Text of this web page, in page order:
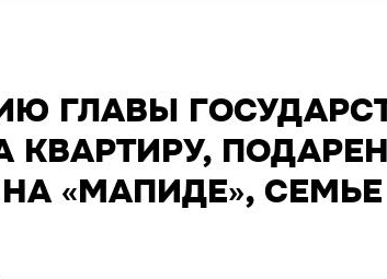
ГЛАВЫ
КВАРТИРУ,
«МАПИДЕ», СЕМЬЕ